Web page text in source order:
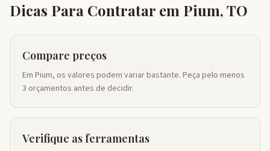
Dicas Para Contratar em Pium,TO
Compare preços
Em Pium, os valores podem variar bastante. Peça pelo menos
3 orçamentos antes de decidir.
Verifique as ferramentas